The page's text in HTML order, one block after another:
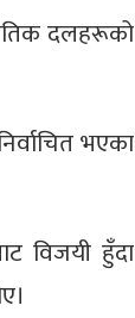
दलहरूको
भएका
विजयी हुँदा